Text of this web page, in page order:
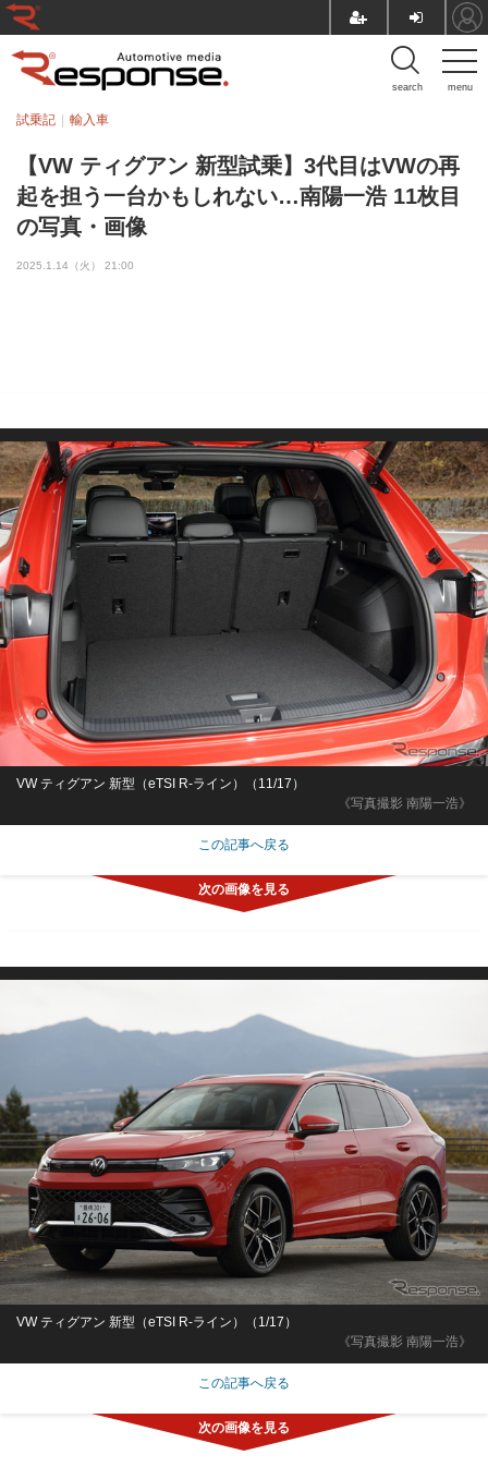
menu
search
【VW ティグアン 新型試乗】3代目はVWの再
起を担う一台かもしれない…南陽一浩 11枚目
の写真・画像
試乗記 輸入車
2025.1.14（火） 21:00
《写真撮影 南陽一浩》
VW ティグアン 新型（eTSI R-ライン）（11/17）
この記事へ戻る
《写真撮影 南陽一浩》
VW ティグアン 新型（eTSI R-ライン）（1/17）
この記事へ戻る